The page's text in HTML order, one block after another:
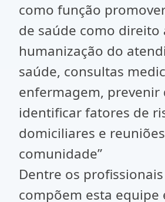
como função
de saúde como direito
humanização do
saúde, consultas
enfermagem, prevenir
identificar fatores de
domiciliares e
comunidade”
Dentre os
compõem esta equipe